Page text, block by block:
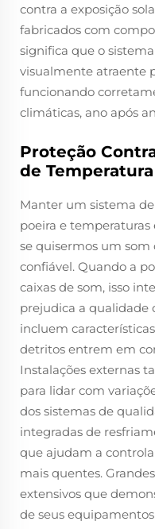
contra a exposição
fabricados com
significa que o
visualmente atraente
funcionando
climáticas, ano após
Proteção
de Temperatura
Manter um sistema
poeira e
se quisermos um
confiável. Quando a
caixas de som, isso
prejudica a qualidade
incluem
detritos entrem em
Instalações externas
para lidar com
dos sistemas de
integradas de
que ajudam a
mais quentes.
extensivos que
de seus